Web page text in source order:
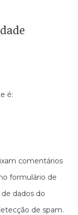
é:
comentários
formulário de
dados do
de spam.